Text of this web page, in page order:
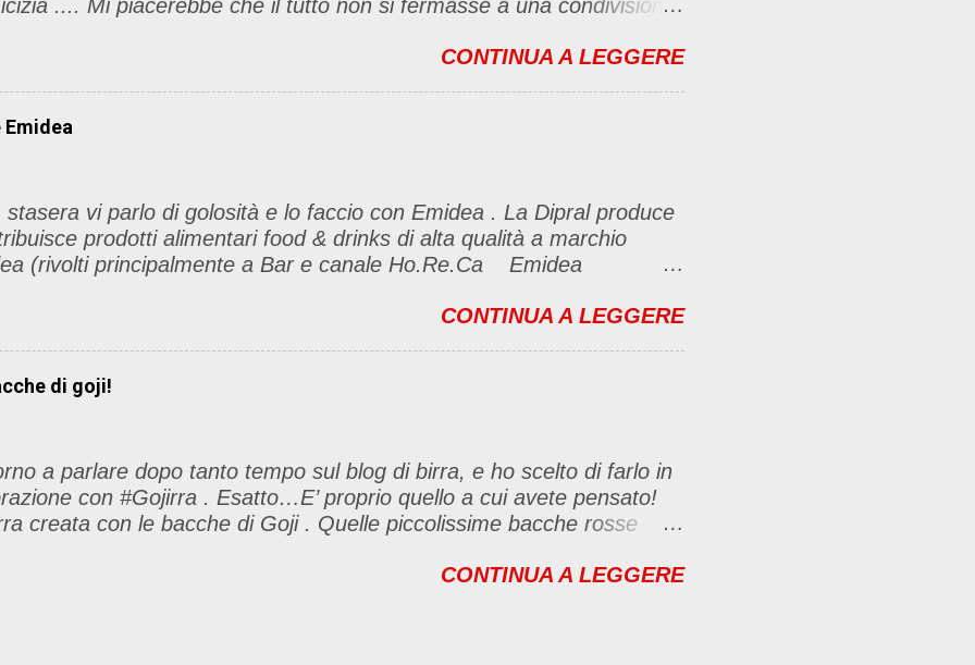
.... Mi piacerebbe che il tutto non si fermasse a una condivisione
per l'iniziativa. Se avete il tempo bene, altrimenti no problem. :D
2013/08/il-mio-primo-party-
lista) 4) Diventare follower di tre blog della lista e lasciare un
5) Condividere questa iniziativa sul vs blog (se riuscite) Questo
termina il 25 ottobre! Vi aspetto numerose/i ....
CONTINUA A LEGGERE
stasera vi parlo di golosità e lo faccio con Emidea . La Dipral produce
prodotti alimentari food & drinks di alta qualità a marchio
(rivolti principalmente a Bar e canale Ho.Re.Ca Emidea
Emidea, all'originale Espressino Freddo, dagli infiniti gusti delle
Espresso è la linea di prodotti Emidea
CONTINUA A LEGGERE
di goji!
a parlare dopo tanto tempo sul blog di birra, e ho scelto di farlo in
con #Gojirra . Esatto…E’ proprio quello a cui avete pensato!
creata con le bacche di Goji . Quelle piccolissime bacche rosse
l’organismo perché prevengono l’invecchiamento dei tessuti, organi
CONTINUA A LEGGERE